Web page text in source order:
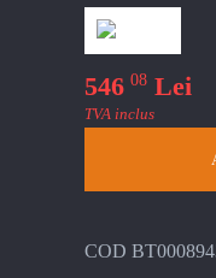
546 08 Lei
TVA inclus
COD